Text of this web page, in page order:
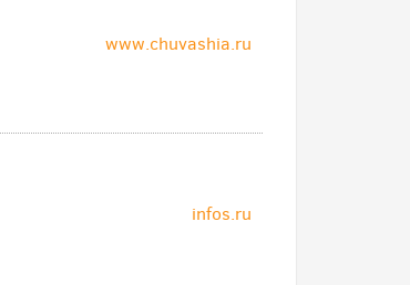
www.chuvashia.ru
infos.ru